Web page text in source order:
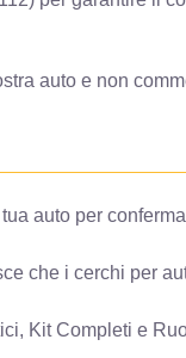
auto e non
auto per
che i cerchi per
Kit Completi e